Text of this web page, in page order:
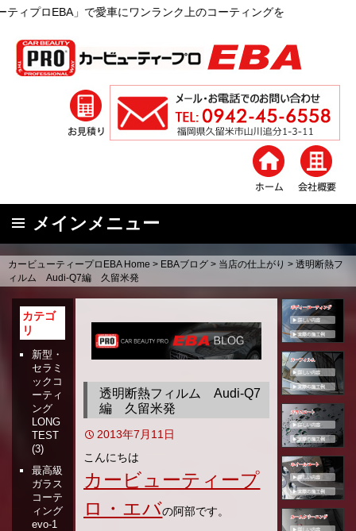
」で愛車にワンランク上のコーティングを
メインメニュー
コ
ン
カービューティープロEBA Home > EBAブログ > 当店の仕上がり > 透明断熱フ
ィルム Audi-Q7編 久留米発
透明断熱フィルム Audi-Q7
編 久留米発
2013年7月11日
こんにちは
カービューティープ
ロ・エバの阿部です。
カテゴ
リ
新型・
セラミ
ックコ
ーティ
ング
LONG
TEST
(3)
最高級
ガラス
コーテ
ィング
evo-1